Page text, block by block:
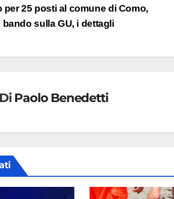
per 25 posti al comune di Como,
sulla GU, i dettagli
Di Paolo Benedetti